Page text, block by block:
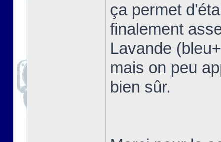
ça permet
finalement
Lavande
mais on peu
bien sûr.